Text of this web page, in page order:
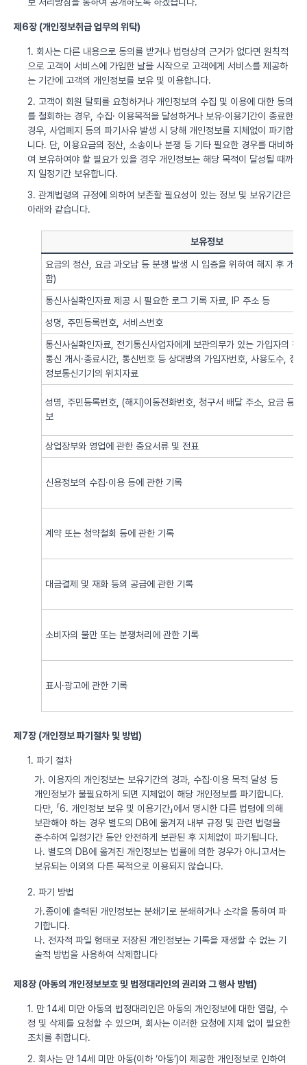
제6장 (개인정보취급 업무의 위탁)
1. 회사는 다른 내용으로 동의를 받거나 법령상의 근거가 없다면 원칙적
으로 고객이 서비스에 가입한 날을 시작으로 고객에게 서비스를 제공하
는 기간에 고객의 개인정보를 보유 및 이용합니다.
2. 고객이 회원 탈퇴를 요청하거나 개인정보의 수집 및 이용에 대한 동의
를 철회하는 경우, 수집· 이용목적을 달성하거나 보유·이용기간이 종료한
경우, 사업폐지 등의 파기사유 발생 시 당해 개인정보를 지체없이 파기합
니다. 단, 이용요금의 정산, 소송이나 분쟁 등 기타 필요한 경우를 대비하
여 보유하여야 할 필요가 있을 경우 개인정보는 해당 목적이 달성될 때까
지 일정기간 보유합니다.
3. 관계법령의 규정에 의하여 보존할 필요성이 있는 정보 및 보유기간은
아래와 같습니다.
보유정보
요금의 정산, 요금 과오납 등 분쟁 발생 시 입증을 위하여 해지 후 개인
함)
통신사실확인자료 제공 시 필요한 로그 기록 자료, IP 주소 등
성명, 주민등록번호, 서비스번호
통신사실확인자료, 전기통신사업자에게 보관의무가 있는 가입자의 전
통신 개시·종료시간, 통신번호 등 상대방의 가입자번호, 사용도수, 정
정보통신기기의 위치자료
성명, 주민등록번호, (해지)이동전화번호, 청구서 배달 주소, 요금 등
보
상업장부와 영업에 관한 중요서류 및 전표
신용정보의 수집·이용 등에 관한 기록
계약 또는 청약철회 등에 관한 기록
대금결제 및 재화 등의 공급에 관한 기록
소비자의 불만 또는 분쟁처리에 관한 기록
표시·광고에 관한 기록
제7장 (개인정보 파기절차 및 방법)
1. 파기 절차
가. 이용자의 개인정보는 보유기간의 경과, 수집·이용 목적 달성 등
개인정보가 불필요하게 되면 지체없이 해당 개인정보를 파기합니다.
다만, 「6. 개인정보 보유 및 이용기간」에서 명시한 다른 법령에 의해
보관해야 하는 경우 별도의 DB에 옮겨져 내부 규정 및 관련 법령을
준수하여 일정기간 동안 안전하게 보관된 후 지체없이 파기됩니다.
나. 별도의 DB에 옮겨진 개인정보는 법률에 의한 경우가 아니고서는
보유되는 이외의 다른 목적으로 이용되지 않습니다.
2. 파기 방법
가.종이에 출력된 개인정보는 분쇄기로 분쇄하거나 소각을 통하여 파
기합니다.
나. 전자적 파일 형태로 저장된 개인정보는 기록을 재생할 수 없는 기
술적 방법을 사용하여 삭제합니다
제8장 (아동의 개인정보보호 및 법정대리인의 권리와 그 행사 방법)
1. 만 14세 미만 아동의 법정대리인은 아동의 개인정보에 대한 열람, 수
정 및 삭제를 요청할 수 있으며, 회사는 이러한 요청에 지체 없이 필요한
조치를 취합니다.
2. 회사는 만 14세 미만 아동(이하 ‘아동’)이 제공한 개인정보로 인하여